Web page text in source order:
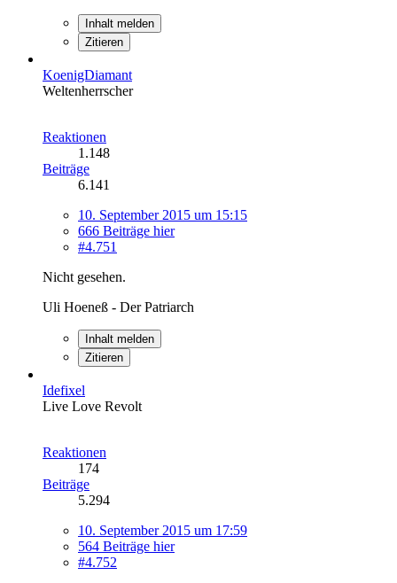
Inhalt melden
Zitieren
KoenigDiamant
Weltenherrscher
Reaktionen
1.148
Beiträge
6.141
10. September 2015 um 15:15
666 Beiträge hier
#4.751
Nicht gesehen.
Uli Hoeneß - Der Patriarch
Inhalt melden
Zitieren
Idefixel
Live Love Revolt
Reaktionen
174
Beiträge
5.294
10. September 2015 um 17:59
564 Beiträge hier
#4.752